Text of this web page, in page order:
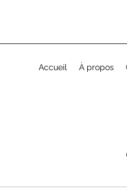
Accueil À propos